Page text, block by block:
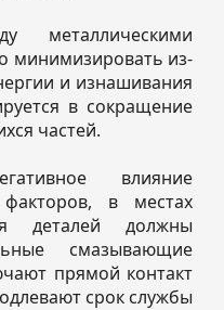
металлическими
минимизировать из-
и изнашивания
в сокращение
частей.
влияние
в местах
деталей должны
смазывающие
прямой контакт
срок службы